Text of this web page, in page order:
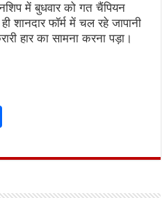
में बुधवार को गत चैंपियन
शानदार फॉर्म में चल रहे जापानी
हार का सामना करना पड़ा।
ar